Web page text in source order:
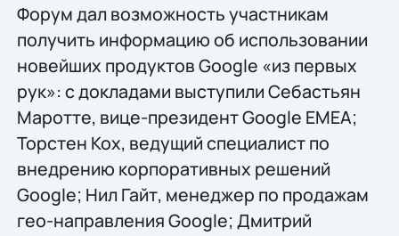
Форум дал возможность участникам
получить информацию об использовании
новейших продуктов Google «из первых
рук»: с докладами выступили Себастьян
Маротте, вице-президент Google EMEA;
Торстен Кох, ведущий специалист по
внедрению корпоративных решений
Google; Нил Гайт, менеджер по продажам
гео-направления Google; Дмитрий